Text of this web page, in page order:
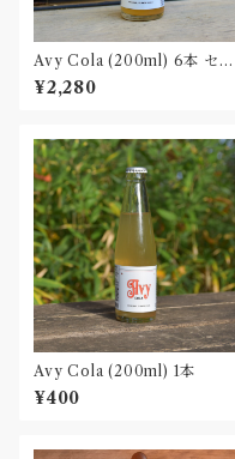
Avy Cola (200ml) 6本 セッ
ト
¥2,280
Avy Cola (200ml) 1本
¥400